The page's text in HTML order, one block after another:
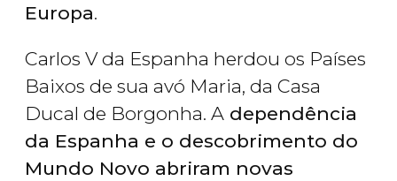
Europa.
Carlos V da Espanha herdou os Países
Baixos de sua avó Maria, da Casa
Ducal de Borgonha. A dependência
da Espanha e o descobrimento do
Mundo Novo abriram novas